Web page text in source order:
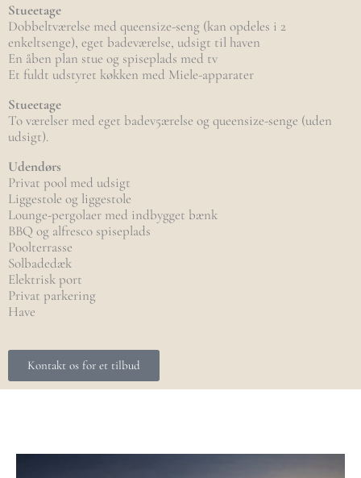
Stueetage
Dobbeltværelse med queensize-seng (kan opdeles i 2
enkeltsenge), eget badeværelse, udsigt til haven
En åben plan stue og spiseplads med tv
Et fuldt udstyret køkken med Miele-apparater
Stueetage
To værelser med eget badev5ærelse og queensize-senge (uden
udsigt).
Udendørs
Privat pool med udsigt
Liggestole og liggestole
Lounge-pergolaer med indbygget bænk
BBQ og alfresco spiseplads
Poolterrasse
Solbadedæk
Elektrisk port
Privat parkering
Have
Kontakt os for et tilbud